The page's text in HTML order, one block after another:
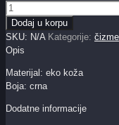
Dodaj u korpu
SKU: N/A Kategorije: čizme
Opis
Materijal: eko koža
Boja: crna
Dodatne informacije